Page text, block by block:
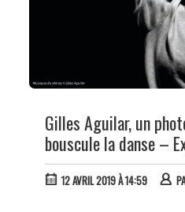
Gilles Aguilar, un
bouscule la danse –
12 AVRIL 2019 À 14:59